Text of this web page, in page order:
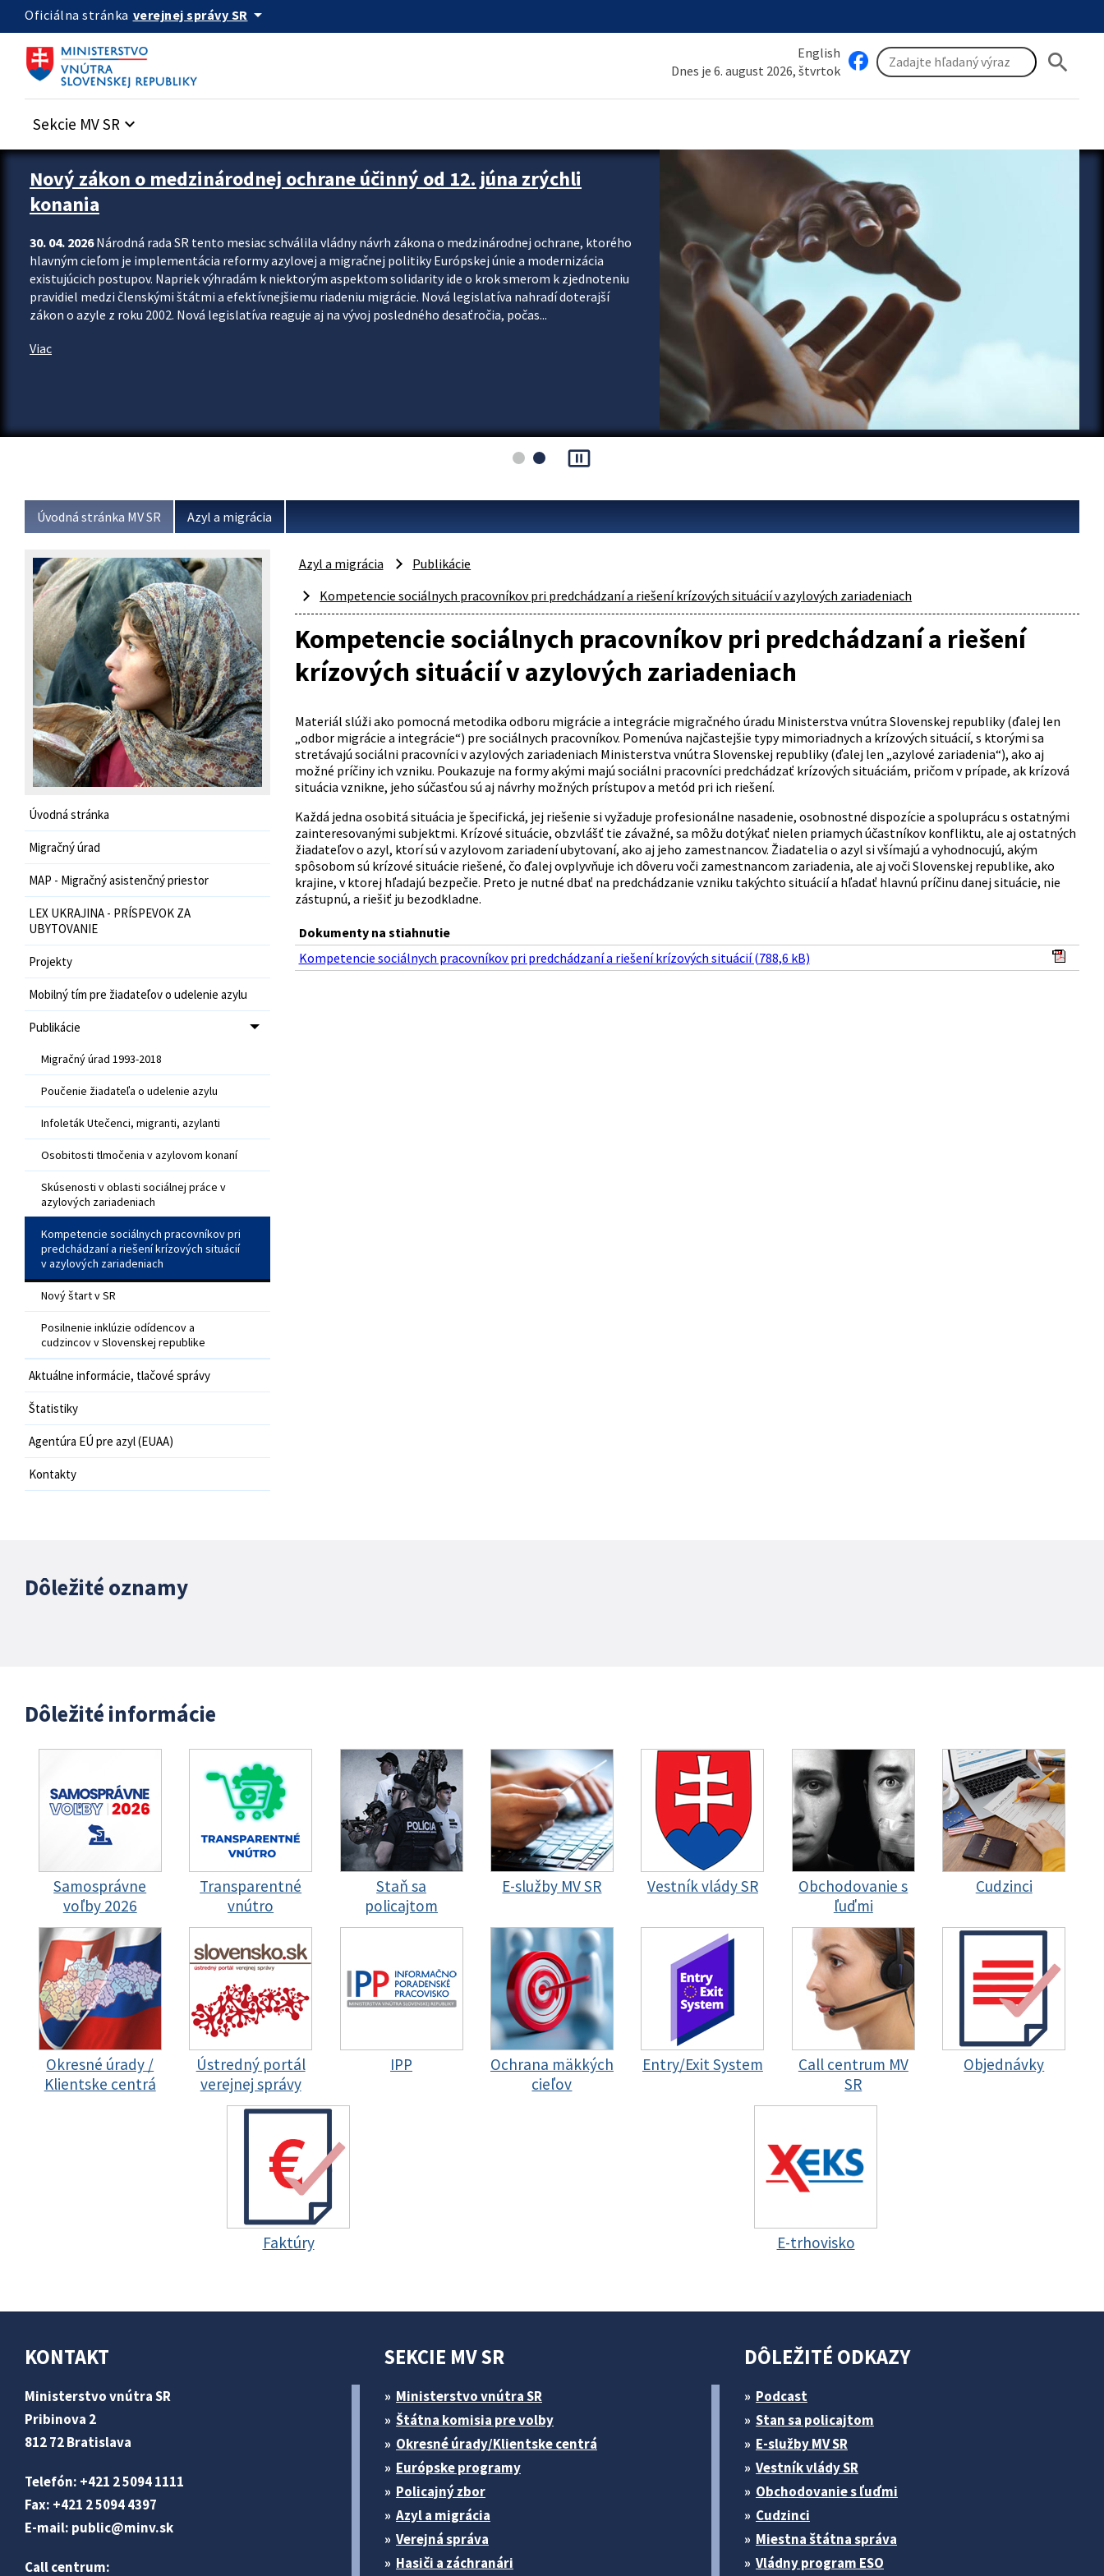
Preskocit na hlavný obsah
Oficiálna stránka verejnej správy SR arrow_drop_down
English
Dnes je 6. august 2026, štvrtok
search
Sekcie MV SR keyboard_arrow_down
Zastavit automatický posun upútavok
Nový zákon o medzinárodnej ochrane účinný od 12. júna zrýchli
konania
30. 04. 2026Národná rada SR tento mesiac schválila vládny návrh zákona o medzinárodnej ochrane, ktorého
hlavným cieľom je implementácia reformy azylovej a migračnej politiky Európskej únie a modernizácia
existujúcich postupov. Napriek výhradám k niektorým aspektom solidarity ide o krok smerom k zjednoteniu
pravidiel medzi členskými štátmi a efektívnejšiemu riadeniu migrácie. Nová legislatíva nahradí doterajší
zákon o azyle z roku 2002. Nová legislatíva reaguje aj na vývoj posledného desaťročia, počas...
Viac
pause_presentation
Úvodná stránka MV SR Azyl a migrácia
Úvodná stránka
Migračný úrad
MAP - Migračný asistenčný priestor
LEX UKRAJINA - PRÍSPEVOK ZA
UBYTOVANIE
Projekty
Mobilný tím pre žiadateľov o udelenie azylu
Publikácie
Migračný úrad 1993-2018
Poučenie žiadateľa o udelenie azylu
Infoleták Utečenci, migranti, azylanti
Osobitosti tlmočenia v azylovom konaní
Skúsenosti v oblasti sociálnej práce v
azylových zariadeniach
Kompetencie sociálnych pracovníkov pri
predchádzaní a riešení krízových situácií
v azylových zariadeniach
Nový štart v SR
Posilnenie inklúzie odídencov a
cudzincov v Slovenskej republike
Aktuálne informácie, tlačové správy
Štatistiky
Agentúra EÚ pre azyl (EUAA)
Kontakty
Azyl a migrácia
Publikácie
Kompetencie sociálnych pracovníkov pri predchádzaní a riešení krízových situácií v azylových zariadeniach
Kompetencie sociálnych pracovníkov pri predchádzaní a riešení
krízových situácií v azylových zariadeniach
Materiál slúži ako pomocná metodika odboru migrácie a integrácie migračného úradu Ministerstva vnútra Slovenskej republiky (ďalej len
„odbor migrácie a integrácie“) pre sociálnych pracovníkov. Pomenúva najčastejšie typy mimoriadnych a krízových situácií, s ktorými sa
stretávajú sociálni pracovníci v azylových zariadeniach Ministerstva vnútra Slovenskej republiky (ďalej len „azylové zariadenia“), ako aj
možné príčiny ich vzniku. Poukazuje na formy akými majú sociálni pracovníci predchádzať krízových situáciám, pričom v prípade, ak krízová
situácia vznikne, jeho súčasťou sú aj návrhy možných prístupov a metód pri ich riešení.
Každá jedna osobitá situácia je špecifická, jej riešenie si vyžaduje profesionálne nasadenie, osobnostné dispozície a spoluprácu s ostatnými
zainteresovanými subjektmi. Krízové situácie, obzvlášť tie závažné, sa môžu dotýkať nielen priamych účastníkov konfliktu, ale aj ostatných
žiadateľov o azyl, ktorí sú v azylovom zariadení ubytovaní, ako aj jeho zamestnancov. Žiadatelia o azyl si všímajú a vyhodnocujú, akým
spôsobom sú krízové situácie riešené, čo ďalej ovplyvňuje ich dôveru voči zamestnancom zariadenia, ale aj voči Slovenskej republike, ako
krajine, v ktorej hľadajú bezpečie. Preto je nutné dbať na predchádzanie vzniku takýchto situácií a hľadať hlavnú príčinu danej situácie, nie
zástupnú, a riešiť ju bezodkladne.
Dokumenty na stiahnutie
Kompetencie sociálnych pracovníkov pri predchádzaní a riešení krízových situácií (788,6 kB)
Dôležité oznamy
Dôležité informácie
Samosprávne
voľby 2026
Transparentné
vnútro
Staň sa
policajtom
E-služby MV SR Vestník vlády SR
Obchodovanie s
ľuďmi
Cudzinci
Okresné úrady /
Klientske centrá
Ústredný portál
verejnej správy
IPP
Ochrana mäkkých
cieľov
Entry/Exit System
Call centrum MV
SR
Objednávky
Faktúry E-trhovisko
KONTAKT
Ministerstvo vnútra SR
Pribinova 2
812 72 Bratislava
Telefón: +421 2 5094 1111
Fax: +421 2 5094 4397
E-mail: public@minv.sk
Call centrum:
SEKCIE MV SR
Ministerstvo vnútra SR
Štátna komisia pre volby
Okresné úrady/Klientske centrá
Európske programy
Policajný zbor
Azyl a migrácia
Verejná správa
Hasiči a záchranári
DÔLEŽITÉ ODKAZY
Podcast
Stan sa policajtom
E-služby MV SR
Vestník vlády SR
Obchodovanie s ľuďmi
Cudzinci
Miestna štátna správa
Vládny program ESO